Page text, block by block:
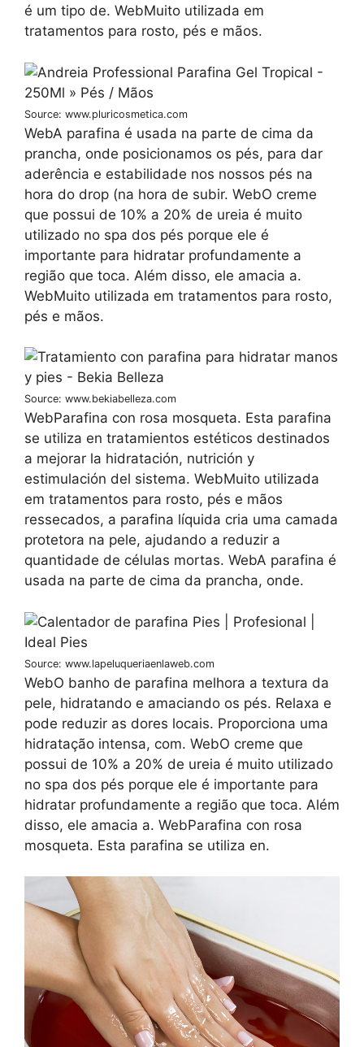
é um tipo de. WebMuito utilizada em
tratamentos para rosto, pés e mãos.
Source: www.pluricosmetica.com
WebA parafina é usada na parte de cima da
prancha, onde posicionamos os pés, para dar
aderência e estabilidade nos nossos pés na
hora do drop (na hora de subir. WebO creme
que possui de 10% a 20% de ureia é muito
utilizado no spa dos pés porque ele é
importante para hidratar profundamente a
região que toca. Além disso, ele amacia a.
WebMuito utilizada em tratamentos para rosto,
pés e mãos.
Source: www.bekiabelleza.com
WebParafina con rosa mosqueta. Esta parafina
se utiliza en tratamientos estéticos destinados
a mejorar la hidratación, nutrición y
estimulación del sistema. WebMuito utilizada
em tratamentos para rosto, pés e mãos
ressecados, a parafina líquida cria uma camada
protetora na pele, ajudando a reduzir a
quantidade de células mortas. WebA parafina é
usada na parte de cima da prancha, onde.
Source: www.lapeluqueriaenlaweb.com
WebO banho de parafina melhora a textura da
pele, hidratando e amaciando os pés. Relaxa e
pode reduzir as dores locais. Proporciona uma
hidratação intensa, com. WebO creme que
possui de 10% a 20% de ureia é muito utilizado
no spa dos pés porque ele é importante para
hidratar profundamente a região que toca. Além
disso, ele amacia a. WebParafina con rosa
mosqueta. Esta parafina se utiliza en.